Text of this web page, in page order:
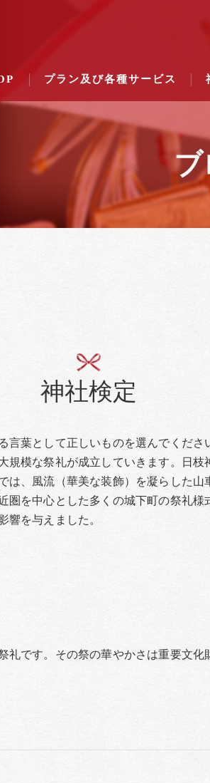
プラン及び各種サービス
ブ
神社検定
として正しいものを選んでくださ
模な祭礼が成立していきます。日枝
は、風流（華美な装飾）を凝らした
圏を中心とした多くの城下町の祭礼様
を与えました。
礼です。その祭の華やかさは重要文化